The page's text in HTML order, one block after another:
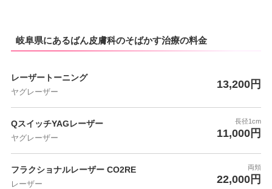
岐阜県にあるばん皮膚科のそばかす治療の料金
レーザートーニング
ヤグレーザー
13,200円
QスイッチYAGレーザー
ヤグレーザー
長径1cm
11,000円
フラクショナルレーザー CO2RE
レーザー
両頬
22,000円